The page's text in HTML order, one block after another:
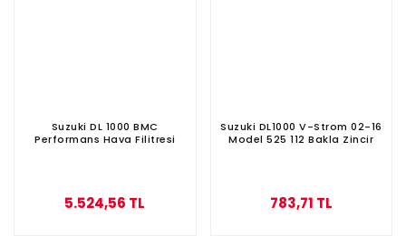
Suzuki DL 1000 BMC
Performans Hava Filitresi
5.524,56 TL
Suzuki DL1000 V-Strom 02-16
Model 525 112 Bakla Zincir
783,71 TL